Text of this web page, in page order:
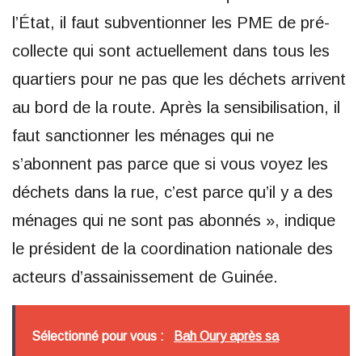
l’État, il faut subventionner les PME de pré-
collecte qui sont actuellement dans tous les
quartiers pour ne pas que les déchets arrivent
au bord de la route. Après la sensibilisation, il
faut sanctionner les ménages qui ne
s’abonnent pas parce que si vous voyez les
déchets dans la rue, c’est parce qu’il y a des
ménages qui ne sont pas abonnés », indique
le président de la coordination nationale des
acteurs d’assainissement de Guinée.
Sélectionné pour vous : Bah Oury après sa